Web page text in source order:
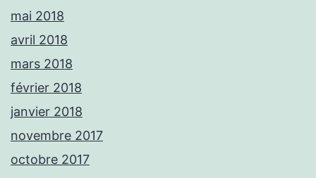
mai 2018
avril 2018
mars 2018
février 2018
janvier 2018
novembre 2017
octobre 2017